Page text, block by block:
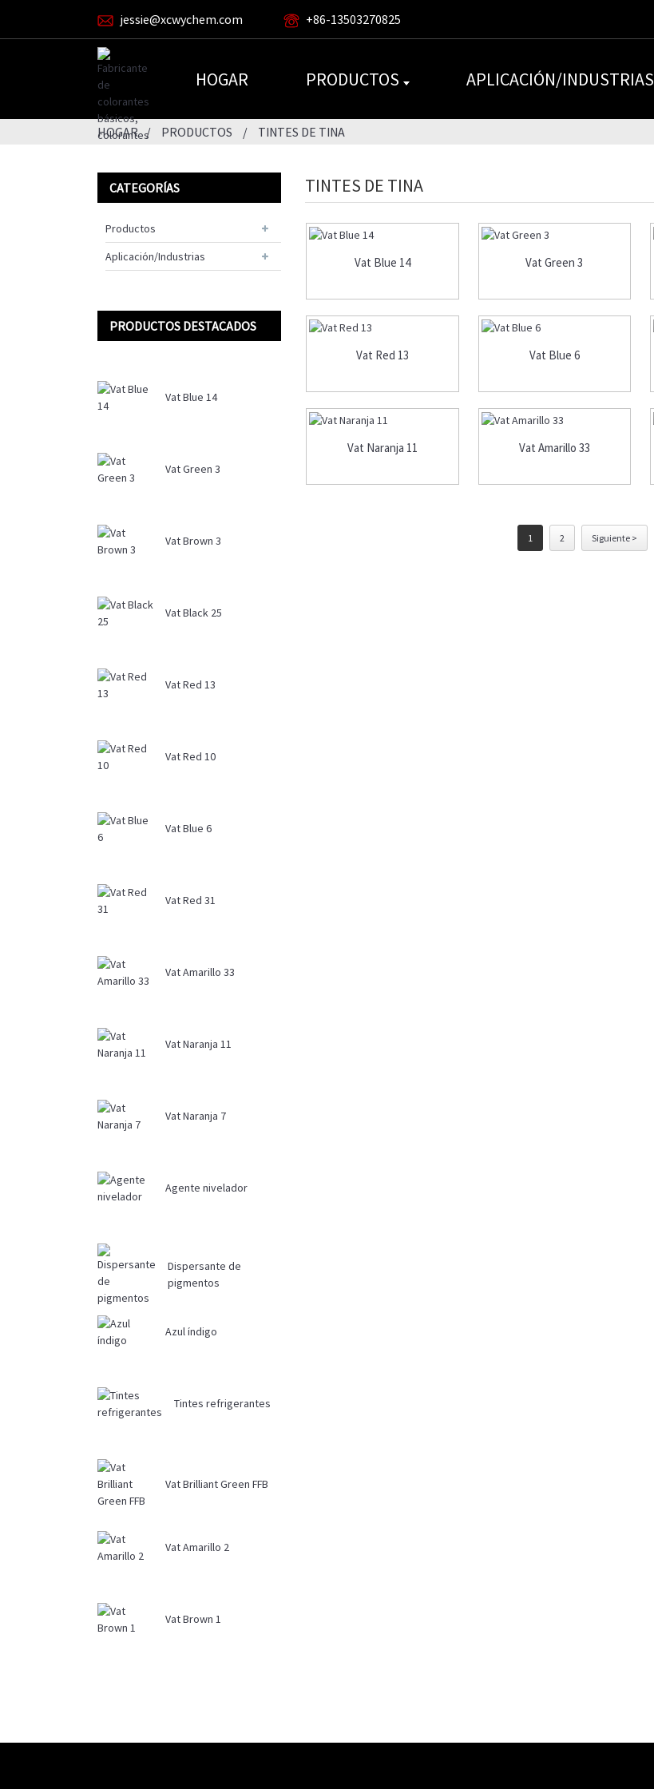
jessie@xcwychem.com +86-13503270825
HOGAR PRODUCTOS APLICACIÓN/INDUSTRIAS
HOGAR PRODUCTOS TINTES DE TINA
CATEGORÍAS
Productos
Aplicación/Industrias
PRODUCTOS DESTACADOS
Vat Blue 14
Vat Green 3
Vat Brown 3
Vat Black 25
Vat Red 13
Vat Red 10
Vat Blue 6
Vat Red 31
Vat Amarillo 33
Vat Naranja 11
Vat Naranja 7
Agente nivelador
Dispersante de
pigmentos
Azul índigo
Tintes refrigerantes
Vat Brilliant Green FFB
Vat Amarillo 2
Vat Brown 1
TINTES DE TINA
Vat Blue 14 Vat Green 3
Vat Red 13 Vat Blue 6
Vat Naranja 11 Vat Amarillo 33
1 2 Siguiente >